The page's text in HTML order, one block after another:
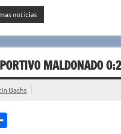
mas noticias
MALDONADO
Bachs
C